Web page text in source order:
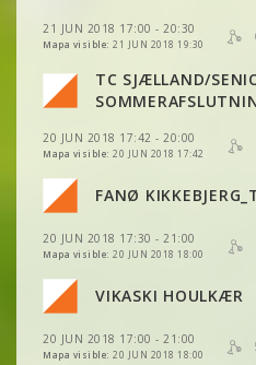
21 JUN 2018 17:00 - 20:30
Mapa visible: 21 JUN 2018 19:30
VER 2DRERUN
TC SJÆLLAND/
20 JUN 2018 17:42 - 20:00
Mapa visible: 20 JUN 2018 17:42
VER 2DRERUN
FANØ
20 JUN 2018 17:30 - 21:00
Mapa visible: 20 JUN 2018 18:00
VER 2DRERUN
VER 2DRERUN
VER 2DRERUN
VER 2DRERUN
VER 2DRERUN
VIKASKI HOULKÆR
20 JUN 2018 17:00 - 21:00
Mapa visible: 20 JUN 2018 18:00
VER
VER 2DRERUN
VER 2DRERUN
VER 2DRERUN
VER
VER 2DRERUN